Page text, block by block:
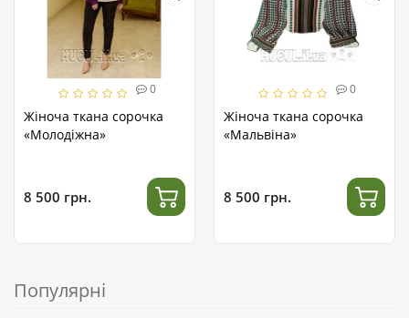
0
Жіноча ткана сорочка
«Молодіжна»
8 500 грн.
0
Жіноча ткана сорочка
«Мальвіна»
8 500 грн.
Популярні